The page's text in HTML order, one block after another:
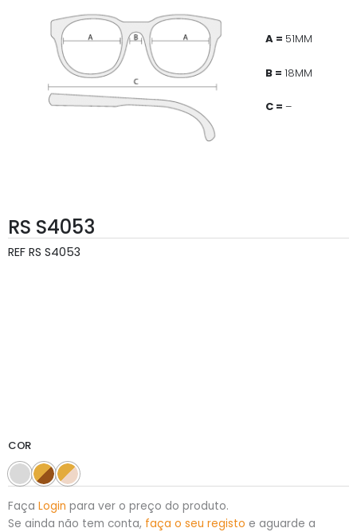
A = 51MM
B = 18MM
C = –
RS S4053
REF RS S4053
COR
Faça Login para ver o preço do produto.
Se ainda não tem conta, faça o seu registo e aguarde a